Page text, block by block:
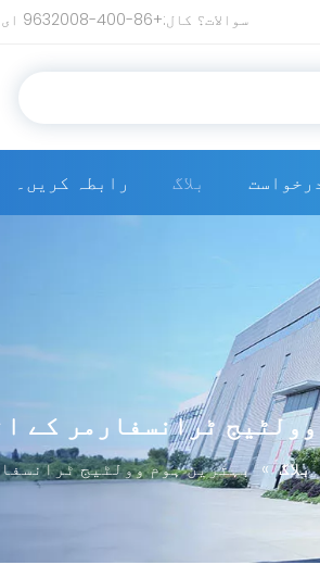
سوالات؟ کال:+86-400-9632008 ای میل:
بلاگ رابطہ کریں۔
ٹرانسفارمر کے انتخاب
بلاگ » بہترین ہوم وولٹیج ٹرانسفارمر